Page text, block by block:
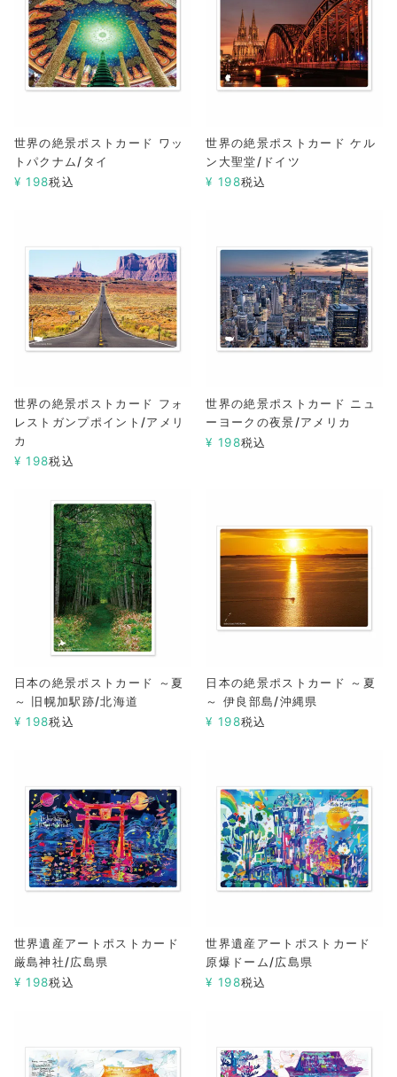
世界の絶景ポストカード ワッ
トパクナム/タイ
¥ 198税込
世界の絶景ポストカード ケル
ン大聖堂/ドイツ
¥ 198税込
世界の絶景ポストカード フォ
レストガンプポイント/アメリ
カ
¥ 198税込
世界の絶景ポストカード ニュ
ーヨークの夜景/アメリカ
¥ 198税込
日本の絶景ポストカード ～夏
～ 旧幌加駅跡/北海道
¥ 198税込
日本の絶景ポストカード ～夏
～ 伊良部島/沖縄県
¥ 198税込
世界遺産アートポストカード
厳島神社/広島県
¥ 198税込
世界遺産アートポストカード
原爆ドーム/広島県
¥ 198税込